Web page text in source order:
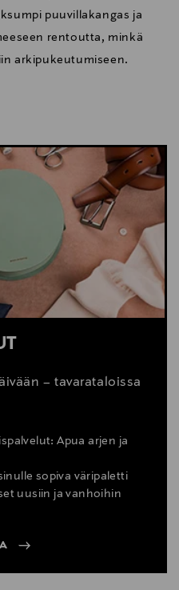
puuvillakangas ja
rentoutta, minkä
arkipukeutumiseen.
– tavarataloissa
Apua arjen ja
sopiva väripaletti
uusiin ja vanhoihin